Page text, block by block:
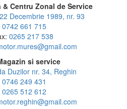
& Centru Zonal de Service
Decembrie 1989, nr. 93
0742 661 715
0265 217 538
si service
Duzilor nr. 34, Reghin
0746 249 431
0265 512 612